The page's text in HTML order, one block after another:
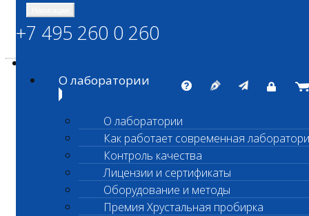
ШАНС БИО
Независимая ветеринарная лаборатория
+7 495 260 0 260
О лаборатории
О лаборатории
Как работает современная
Контроль качества
Лицензии и сертификаты
Оборудование и методы
Премия Хрустальная пробирка